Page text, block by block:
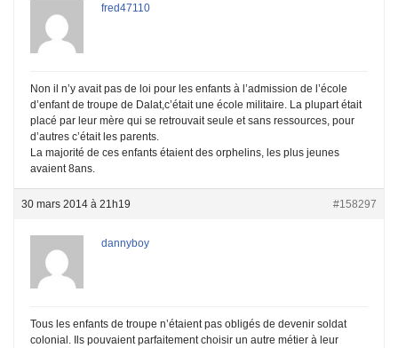
fred47110
Non il n’y avait pas de loi pour les enfants à l’admission de l’école
d’enfant de troupe de Dalat,c’était une école militaire. La plupart était
placé par leur mère qui se retrouvait seule et sans ressources, pour
d’autres c’était les parents.
La majorité de ces enfants étaient des orphelins, les plus jeunes
avaient 8ans.
30 mars 2014 à 21h19 #158297
dannyboy
Tous les enfants de troupe n’étaient pas obligés de devenir soldat
colonial. Ils pouvaient parfaitement choisir un autre métier à leur